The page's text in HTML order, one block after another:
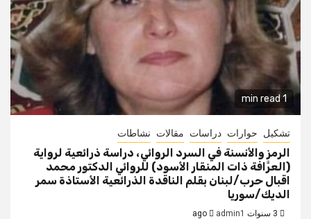
1 min read
تشكيل حوارات دراسات مقالات نشاطات
الرمز والأنسنة في السرد الروائي، دراسة ذرائعية لرواية
(العرَّافة ذات المنقار الأسود) للروائي الدكتور محمد
اقبال حرب/لبنان بقلم الناقدة الذرائعية الأستاذة سمر
الديك/سوريا
admin1